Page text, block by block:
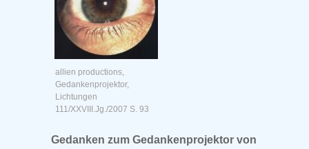
allien productions,
Gedankenprojektor,
Lichtungen
111/XXVIII.Jg./2007 S. 93
Gedanken zum Gedankenprojektor von